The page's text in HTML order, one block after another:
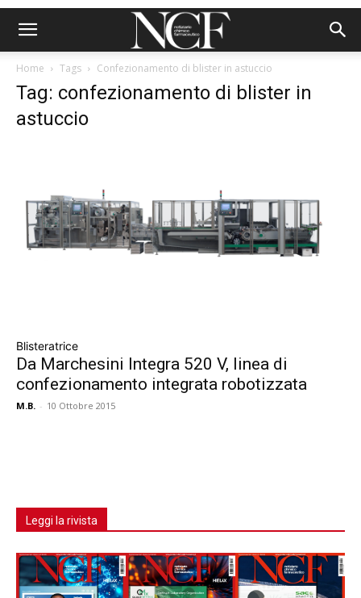
Home Tags Confezionamento di blister in astuccio
Tag: confezionamento di blister in
astuccio
Blisteratrice
Da Marchesini Integra 520 V, linea di
confezionamento integrata robotizzata
M.B. - 10 Ottobre 2015
Leggi la rivista